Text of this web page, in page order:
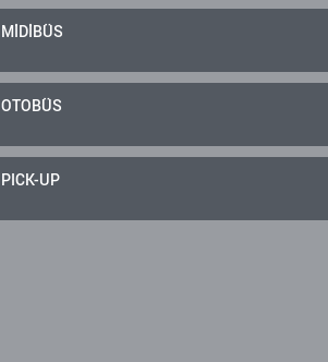
MİDİBÜS
OTOBÜS
PICK-UP